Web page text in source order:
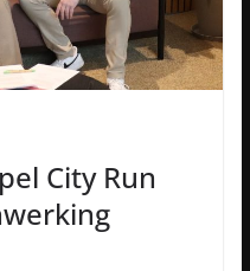
City Run